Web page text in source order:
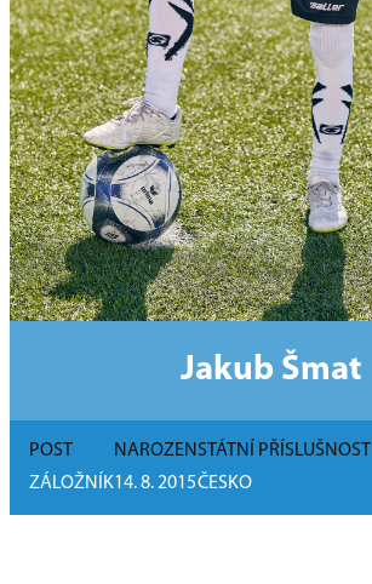
Jakub Šmat
POST
ZÁLOŽNÍK
NAROZEN
14. 8. 2015
STÁTNÍ PŘÍSLUŠNOST
ČESKO